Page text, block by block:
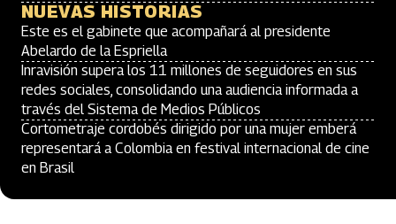
NUEVAS HISTORIAS
Este es el gabinete que acompañará al presidente
Abelardo de la Espriella
Inravisión supera los 11 millones de seguidores en sus
redes sociales, consolidando una audiencia informada a
través del Sistema de Medios Públicos
Cortometraje cordobés dirigido por una mujer emberá
representará a Colombia en festival internacional de cine
en Brasil